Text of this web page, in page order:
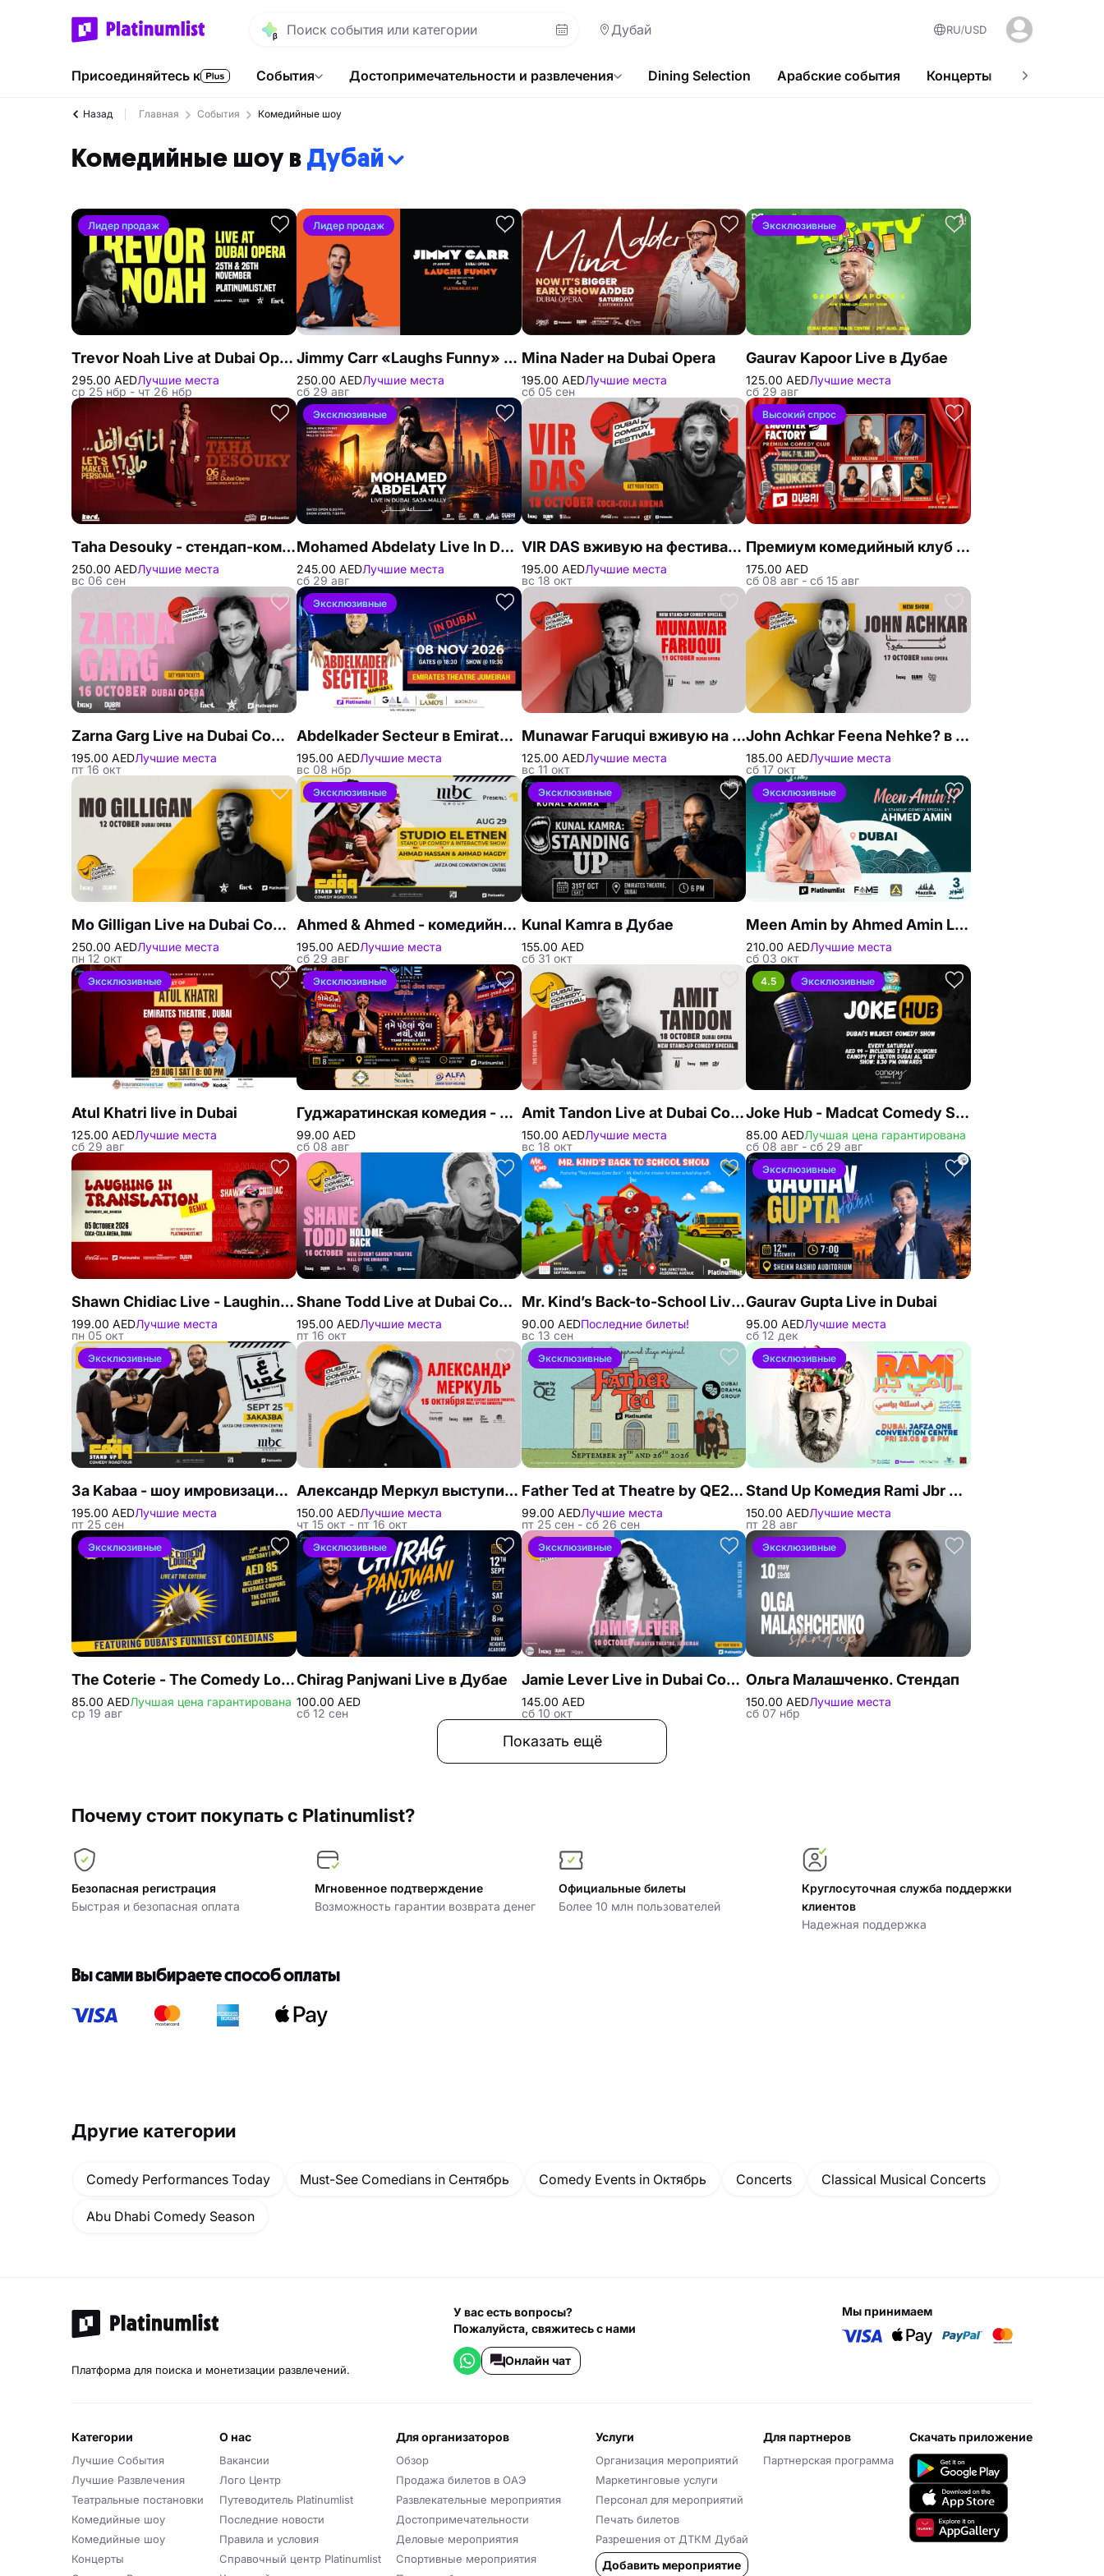
Дубай RU USD
Присоединяйтесь к События Достопримечательности и развлечения Dining Selection Арабские события Концерты
Назад Главная События Комедийные шоу
Комедийные шоу в Дубай
Лидер продаж
Trevor Noah Live at Dubai Opera
295.00 AEDЛучшие места
ср 25 нбр - чт 26 нбр
Лидер продаж
Jimmy Carr «Laughs Funny» вживую в Dubai Opera
250.00 AEDЛучшие места
сб 29 авг
Mina Nader на Dubai Opera
195.00 AEDЛучшие места
сб 05 сен
Эксклюзивные
Gaurav Kapoor Live в Дубае
125.00 AEDЛучшие места
сб 29 авг
Taha Desouky - стендап-комедия в Дубае
250.00 AEDЛучшие места
вс 06 сен
Эксклюзивные
Mohamed Abdelaty Live In Dubai, Sa3a Mally
245.00 AEDЛучшие места
сб 29 авг
VIR DAS вживую на фестивале комедии в Дубае
195.00 AEDЛучшие места
вс 18 окт
Высокий спрос
Премиум комедийный клуб The Laughter Factory «Тур август 2026»
175.00 AED
сб 08 авг - сб 15 авг
Zarna Garg Live на Dubai Comedy Festival
195.00 AEDЛучшие места
пт 16 окт
Эксклюзивные
Abdelkader Secteur в Emirates Theatre в Дубае
195.00 AEDЛучшие места
вс 08 нбр
Munawar Faruqui вживую на фестивале комедии в Дубае
125.00 AEDЛучшие места
вс 11 окт
John Achkar Feena Nehke? в прямом эфире на фестивале комедии в Дубае
185.00 AEDЛучшие места
сб 17 окт
Mo Gilligan Live на Dubai Comedy Festival
250.00 AEDЛучшие места
пн 12 окт
Эксклюзивные
Ahmed & Ahmed - комедийное шоу в JAFZA One Convention Center
195.00 AEDЛучшие места
сб 29 авг
Эксклюзивные
Kunal Kamra в Дубае
155.00 AED
сб 31 окт
Эксклюзивные
Meen Amin by Ahmed Amin Live at The Agenda, Dubai
210.00 AEDЛучшие места
сб 03 окт
Эксклюзивные
Atul Khatri live in Dubai
125.00 AEDЛучшие места
сб 29 авг
Эксклюзивные
Гуджаратинская комедия - Tamee Pehla Jeva Nathi Rahya в Дубае
99.00 AED
сб 08 авг
Amit Tandon Live at Dubai Comedy Festival
150.00 AEDЛучшие места
вс 18 окт
4.5 Эксклюзивные
Joke Hub - Madcat Comedy Show
85.00 AEDЛучшая цена гарантирована
сб 08 авг - сб 29 авг
Shawn Chidiac Live - Laughing in Translation Remix in Dubai
199.00 AEDЛучшие места
пн 05 окт
Shane Todd Live at Dubai Comedy Festival
195.00 AEDЛучшие места
пт 16 окт
Mr. Kind’s Back-to-School Live Show at The Junction in Dubai
90.00 AEDПоследние билеты!
вс 13 сен
Эксклюзивные
Gaurav Gupta Live in Dubai
95.00 AEDЛучшие места
сб 12 дек
Эксклюзивные
3a Kabaa - шоу имровизационной комедии в JAFZA One Convention Center
195.00 AEDЛучшие места
пт 25 сен
Александр Меркул выступит на Дубайском фестивале комедии
150.00 AEDЛучшие места
чт 15 окт - пт 16 окт
Эксклюзивные
Father Ted at Theatre by QE2 in Dubai
99.00 AEDЛучшие места
пт 25 сен - сб 26 сен
Эксклюзивные
Stand Up Комедия Rami Jbr в Дубае
150.00 AEDЛучшие места
пт 28 авг
Эксклюзивные
The Coterie - The Comedy Lounge в Дубае
85.00 AEDЛучшая цена гарантирована
ср 19 авг
Эксклюзивные
Chirag Panjwani Live в Дубае
100.00 AED
сб 12 сен
Эксклюзивные
Jamie Lever Live in Dubai Comedy Festival
145.00 AED
сб 10 окт
Эксклюзивные
Ольга Малашченко. Стендап
150.00 AEDЛучшие места
сб 07 нбр
Показать ещё
Почему стоит покупать с Platinumlist?
Безопасная регистрация
Быстрая и безопасная оплата
Мгновенное подтверждение
Возможность гарантии возврата денег
Официальные билеты
Более 10 млн пользователей
Круглосуточная служба поддержки
клиентов
Надежная поддержка
Вы сами выбираете способ оплаты
Другие категории
Comedy Performances Today Must-See Comedians in Сентябрь Comedy Events in Октябрь Concerts Classical Musical Concerts
Abu Dhabi Comedy Season
Платформа для поиска и монетизации развлечений.
У вас есть вопросы?
Пожалуйста, свяжитесь с нами
Онлайн чат
мы принимаем
категории
Лучшие События
Лучшие Развлечения
Театральные постановки
Комедийные шоу
Комедийные шоу
Концерты
о нас
Вакансии
Лого Центр
Путеводитель Platinumlist
Последние новости
Правила и условия
Справочный центр Platinumlist
для организаторов
Обзор
Продажа билетов в ОАЭ
Развлекательные мероприятия
Достопримечательности
Деловые мероприятия
Спортивные мероприятия
услуги
Организация мероприятий
Маркетинговые услуги
Персонал для мероприятий
Печать билетов
Разрешения от ДТКМ Дубай
Добавить мероприятие
для партнеров
Партнерская программа
скачать приложение